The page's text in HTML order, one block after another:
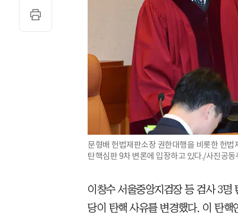
문형배 헌법재판소장 권한대행을 비롯한 헌
탄핵심판 9차 변론에 입장하고 있다./사진공동
이창수 서울중앙지검장 등 검사 3명
당이 탄핵 사유를 변경했다. 이 탄핵